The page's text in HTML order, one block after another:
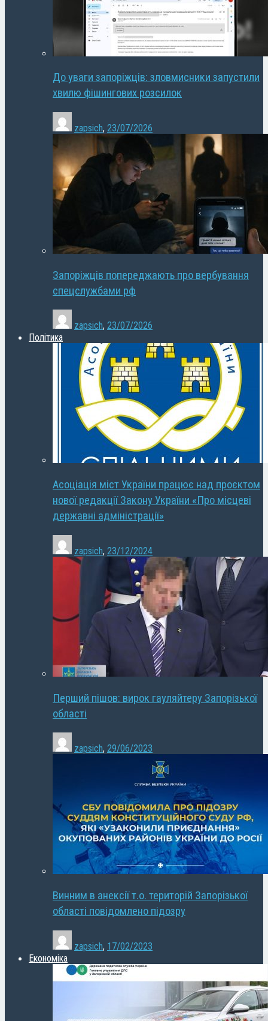
До уваги запоріжців: зловмисники запустили
хвилю фішингових розсилок
zapsich, 23/07/2026
Запоріжців попереджають про вербування
спецслужбами рф
zapsich, 23/07/2026
Політика
Асоціація міст України працює над проєктом
нової редакції Закону України «Про місцеві
державні адміністрації»
zapsich, 23/12/2024
Перший пішов: вирок гауляйтеру Запорізької
області
zapsich, 29/06/2023
Винним в анексії т.о. територій Запорізької
області повідомлено підозру
zapsich, 17/02/2023
Економіка